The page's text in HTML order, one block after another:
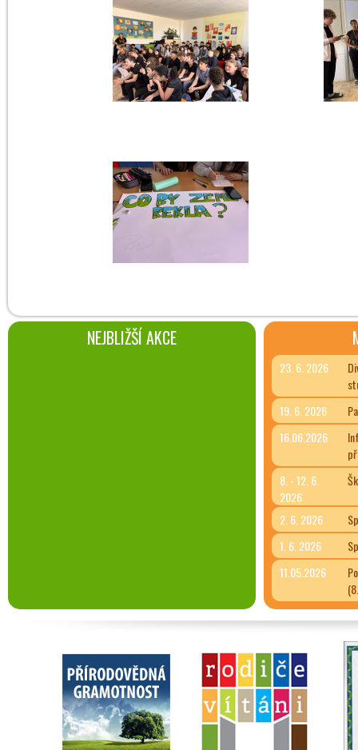
NEJBLIŽŠÍ AKCE
23. 6. 2026
19. 6. 2026
16.06.2026
8. - 12. 6.
2026
2. 6. 2026
1. 6. 2026
11.05.2026